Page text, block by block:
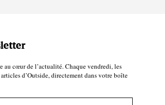
au cœur de l’actualité. Chaque vendredi, les
d’Outside, directement dans votre boîte